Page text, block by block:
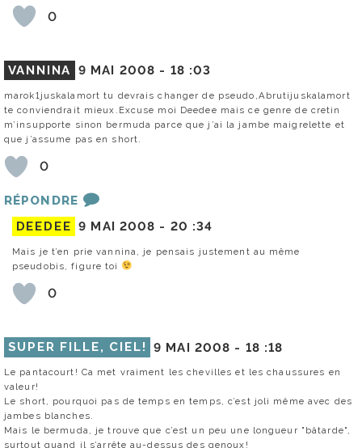
0
VANNINA 9 MAI 2008 - 18 :03
marok1juskalamort tu devrais changer de pseudo,Abrutijuskalamort
te conviendrait mieux.Excuse moi Deedee mais ce genre de cretin
m’insupporte sinon bermuda parce que j’ai la jambe maigrelette et
que j’assume pas en short.
0
RÉPONDRE
DEEDEE 9 MAI 2008 - 20 :34
Mais je t’en prie vannina, je pensais justement au même
pseudobis, figure toi
0
SUPER FILLE, CIEL! 9 MAI 2008 - 18 :18
Le pantacourt! Ca met vraiment les chevilles et les chaussures en
valeur!
Le short, pourquoi pas de temps en temps, c’est joli même avec des
jambes blanches.
Mais le bermuda, je trouve que c’est un peu une longueur "bâtarde",
surtout quand il s’arrête au-dessus des genoux!